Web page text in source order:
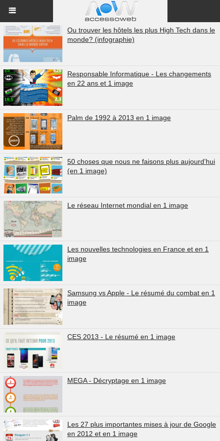
Ou trouver les hôtels les plus High Tech dans le
monde? (infographie)
Responsable Informatique - Les changements
en 22 ans et 1 image
Palm de 1992 à 2013 en 1 image
50 choses que nous ne faisons plus aujourd'hui
(en 1 image)
Le réseau Internet mondial en 1 image
Les nouvelles technologies en France et en 1
image
Samsung vs Apple - Le résumé du combat en 1
image
CES 2013 - Le résumé en 1 image
MEGA - Décryptage en 1 image
Les 27 plus importantes mises à jour de Google
en 2012 et en 1 image